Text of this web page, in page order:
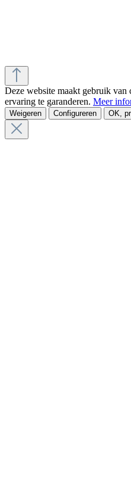
Deze website maakt gebruik van
ervaring te garanderen. Meer
Weigeren Configureren OK,